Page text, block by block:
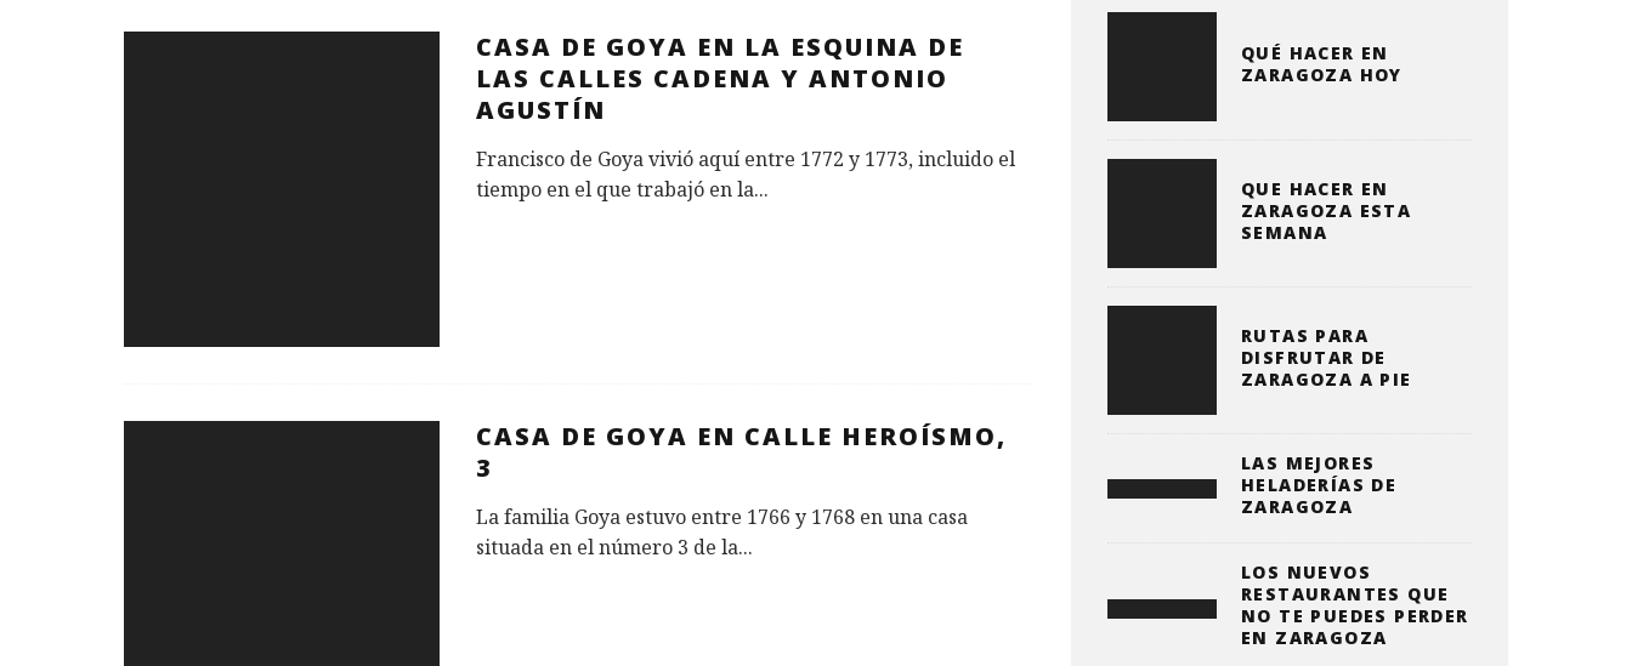
CASA DE GOYA EN LA ESQUINA DE
LAS CALLES CADENA Y ANTONIO
AGUSTÍN
Francisco de Goya vivió aquí entre 1772 y 1773, incluido el
tiempo en el que trabajó en la...
CASA DE GOYA EN CALLE HEROÍSMO,
3
La familia Goya estuvo entre 1766 y 1768 en una casa
situada en el número 3 de la...
QUÉ HACER EN
ZARAGOZA HOY
QUE HACER EN
ZARAGOZA ESTA
SEMANA
RUTAS PARA
DISFRUTAR DE
ZARAGOZA A PIE
LAS MEJORES
HELADERÍAS DE
ZARAGOZA
LOS NUEVOS
RESTAURANTES QUE
NO TE PUEDES PERDER
EN ZARAGOZA